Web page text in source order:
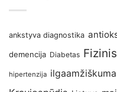
ankstyva diagnostika
demencija Diabetas
hipertenzija